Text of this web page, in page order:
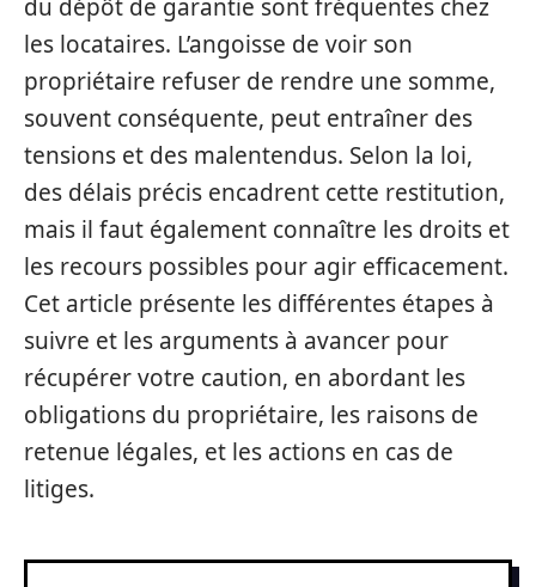
du dépôt de garantie sont fréquentes chez
les locataires. L’angoisse de voir son
propriétaire refuser de rendre une somme,
souvent conséquente, peut entraîner des
tensions et des malentendus. Selon la loi,
des délais précis encadrent cette restitution,
mais il faut également connaître les droits et
les recours possibles pour agir efficacement.
Cet article présente les différentes étapes à
suivre et les arguments à avancer pour
récupérer votre caution, en abordant les
obligations du propriétaire, les raisons de
retenue légales, et les actions en cas de
litiges.